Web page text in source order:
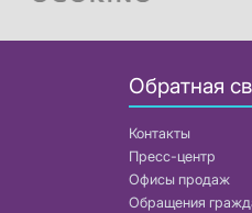
Обратная
Контакты
Пресс-центр
Офисы продаж
Обращения